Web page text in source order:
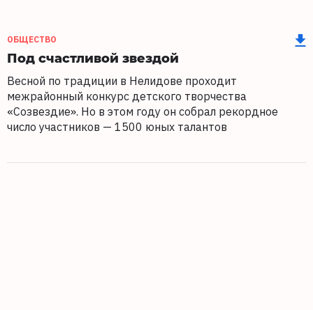
ОБЩЕСТВО
Под счастливой звездой
Весной по традиции в Нелидове проходит
межрайонный конкурс детского творчества
«Созвездие». Но в этом году он собрал рекордное
число участников — 1500 юных талантов